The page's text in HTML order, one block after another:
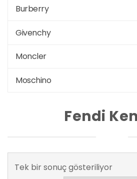
Burberry
Givenchy
Moncler
Moschino
Fendi
Tek bir sonuç gösteriliyor